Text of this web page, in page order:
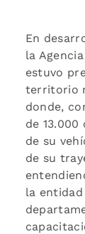
En
la
estuvo
territorio
donde,
de
de su
de su
la entidad